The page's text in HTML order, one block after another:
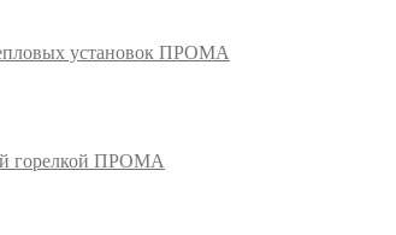
установок ПРОМА
горелкой ПРОМА